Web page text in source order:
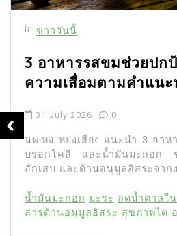
In ข่าววันนี้
3 อาหารรสขมช่วยปก
ความเสื่อมตามคำแน
31 July 2026 0
นพ.หง หย่งเสียง แนะนำ 3 อา
บรอกโคลี และน้ำมันมะกอก
อักเสบ และต้านอนุมูลอิสระจาก
น้ำมันมะกอก มะระ ลดน้ำตาลใ
สารต้านอนุมูลอิสระ สุขภาพไต